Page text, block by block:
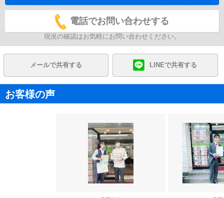
電話でお問い合わせする
現況の確認はお気軽にお問い合わせください。
メールで共有する LINEで共有する
お客様の声